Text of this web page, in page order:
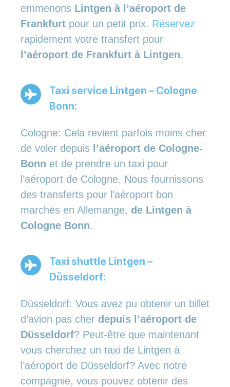
emmenons Lintgen à l’aéroport de
Frankfurt pour un petit prix. Réservez
rapidement votre transfert pour
l’aéroport de Frankfurt à Lintgen.
Taxi service Lintgen – Cologne
Bonn:
Cologne: Cela revient parfois moins cher
de voler depuis l’aéroport de Cologne-
Bonn et de prendre un taxi pour
l’aéroport de Cologne. Nous fournissons
des transferts pour l’aéroport bon
marchés en Allemange, de Lintgen à
Cologne Bonn.
Taxi shuttle Lintgen –
Düsseldorf:
Düsseldorf: Vous avez pu obtenir un billet
d’avion pas cher depuis l’aéroport de
Düsseldorf? Peut-être que maintenant
vous cherchez un taxi de Lintgen à
l’aéroport de Düsseldorf? Avec notre
compagnie, vous pouvez obtenir des